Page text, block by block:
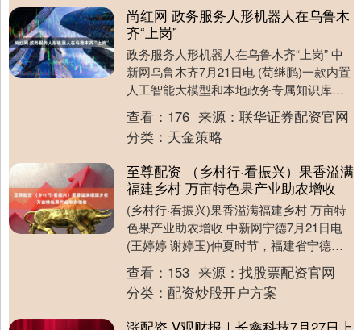
尚红网 政务服务人形机器人在乌鲁木
齐“上岗”
政务服务人形机器人在乌鲁木齐“上岗” 中
新网乌鲁木齐7月21日电 (苟继鹏)一款内置
人工智能大模型和本地政务专属知识库的
政务服务人形机器人，21日在乌鲁木齐高
新....
查看： 176 来源： 联华证券配资官网
分类： 天金策略
至尊配资 （乡村行·看振兴）果香溢满
福建乡村 万亩特色果产业助农增收
(乡村行·看振兴)果香溢满福建乡村 万亩特
色果产业助农增收 中新网宁德7月21日电
(王婷婷 谢婷玉)仲夏时节，福建省宁德福
鼎市前岐镇柯湾村的山间青绿依旧，桃
林....
查看： 153 来源： 找股票配资官网
分类： 配资炒股开户方案